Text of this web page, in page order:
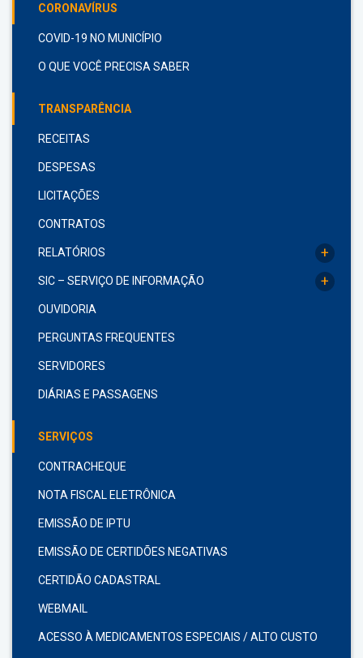
CORONAVÍRUS
COVID-19 NO MUNICÍPIO
O QUE VOCÊ PRECISA SABER
TRANSPARÊNCIA
RECEITAS
DESPESAS
LICITAÇÕES
CONTRATOS
RELATÓRIOS +
SIC – SERVIÇO DE INFORMAÇÃO +
OUVIDORIA
PERGUNTAS FREQUENTES
SERVIDORES
DIÁRIAS E PASSAGENS
SERVIÇOS
CONTRACHEQUE
NOTA FISCAL ELETRÔNICA
EMISSÃO DE IPTU
EMISSÃO DE CERTIDÕES NEGATIVAS
CERTIDÃO CADASTRAL
WEBMAIL
ACESSO À MEDICAMENTOS ESPECIAIS / ALTO CUSTO